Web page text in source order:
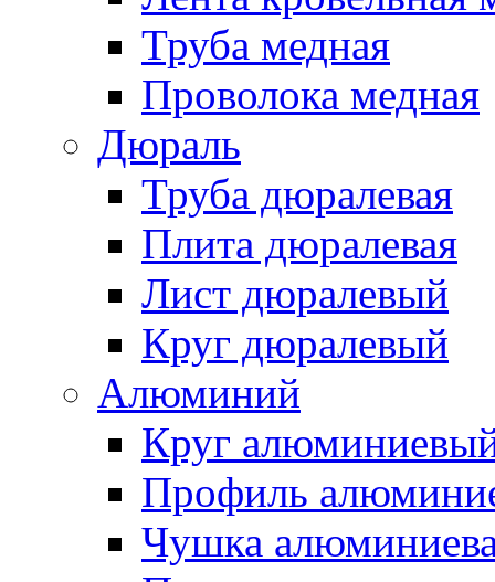
Труба медная
Проволока медная
Дюраль
Труба дюралевая
Плита дюралевая
Лист дюралевый
Круг дюралевый
Алюминий
Круг
Профиль
Чушка